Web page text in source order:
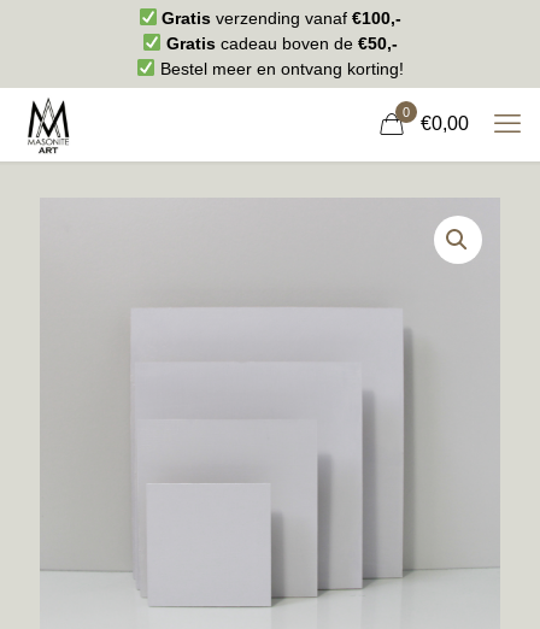
Gratis verzending vanaf€100,-
Gratiscadeau boven de €50,-
Bestel meer en ontvang korting!
0
€0,00